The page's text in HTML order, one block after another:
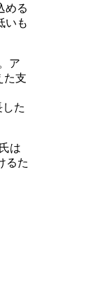
める
いも
ア
た支
た
は
るた